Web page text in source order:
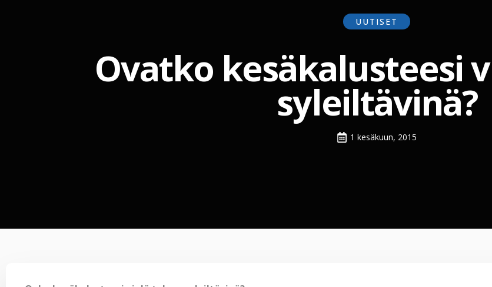
UUTISET
Ovatko kesäkalusteesi
syleiltävinä?
1 kesäkuun, 2015